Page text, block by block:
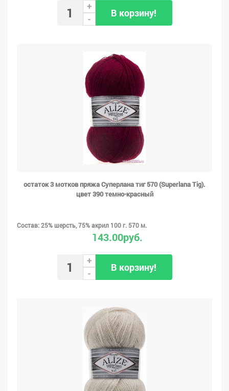
+
-
В корзину!
остаток 3 мотков пряжа Суперлана тиг 570 (Superlana Tig).
цвет 390 темно-красный
Состав: 25% шерсть, 75% акрил 100 г. 570 м.
143.00руб.
+
-
В корзину!